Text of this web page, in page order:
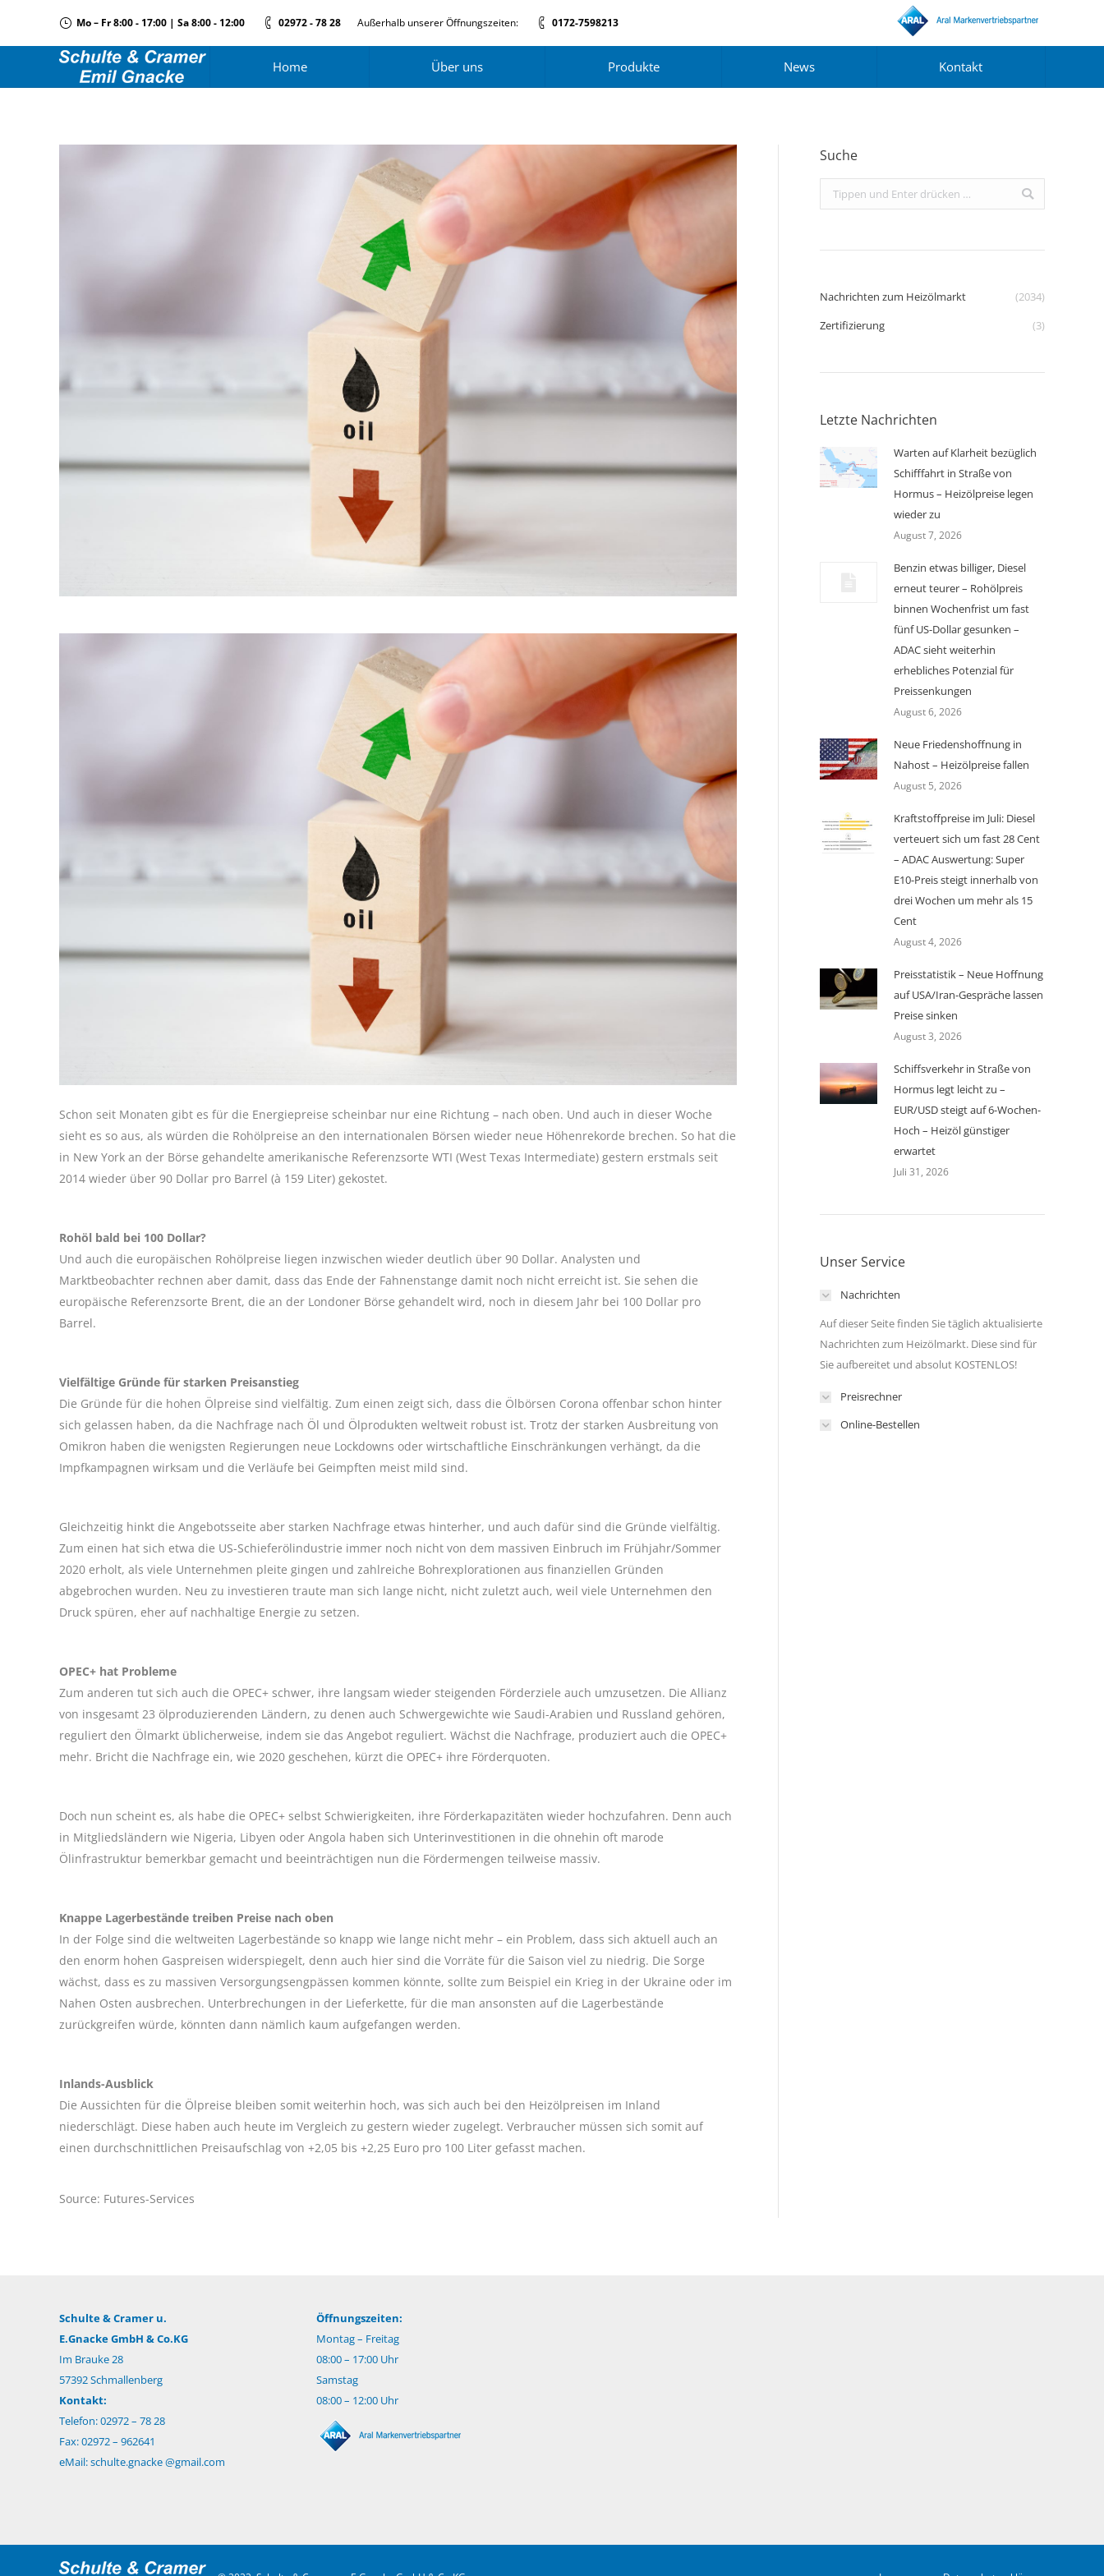
Mo – Fr 8:00 - 17:00 | Sa 8:00 - 12:00 02972 - 78 28 Außerhalb unserer Öffnungszeiten: 0172-7598213
Home Über uns Produkte News Kontakt
Schon seit Monaten gibt es für die Energiepreise scheinbar nur eine Richtung – nach oben. Und auch in dieser Woche
sieht es so aus, als würden die Rohölpreise an den internationalen Börsen wieder neue Höhenrekorde brechen. So hat die
in New York an der Börse gehandelte amerikanische Referenzsorte WTI (West Texas Intermediate) gestern erstmals seit
2014 wieder über 90 Dollar pro Barrel (à 159 Liter) gekostet.
Rohöl bald bei 100 Dollar?
Und auch die europäischen Rohölpreise liegen inzwischen wieder deutlich über 90 Dollar. Analysten und
Marktbeobachter rechnen aber damit, dass das Ende der Fahnenstange damit noch nicht erreicht ist. Sie sehen die
europäische Referenzsorte Brent, die an der Londoner Börse gehandelt wird, noch in diesem Jahr bei 100 Dollar pro
Barrel.
Vielfältige Gründe für starken Preisanstieg
Die Gründe für die hohen Ölpreise sind vielfältig. Zum einen zeigt sich, dass die Ölbörsen Corona offenbar schon hinter
sich gelassen haben, da die Nachfrage nach Öl und Ölprodukten weltweit robust ist. Trotz der starken Ausbreitung von
Omikron haben die wenigsten Regierungen neue Lockdowns oder wirtschaftliche Einschränkungen verhängt, da die
Impfkampagnen wirksam und die Verläufe bei Geimpften meist mild sind.
Gleichzeitig hinkt die Angebotsseite aber starken Nachfrage etwas hinterher, und auch dafür sind die Gründe vielfältig.
Zum einen hat sich etwa die US-Schieferölindustrie immer noch nicht von dem massiven Einbruch im Frühjahr/Sommer
2020 erholt, als viele Unternehmen pleite gingen und zahlreiche Bohrexplorationen aus finanziellen Gründen
abgebrochen wurden. Neu zu investieren traute man sich lange nicht, nicht zuletzt auch, weil viele Unternehmen den
Druck spüren, eher auf nachhaltige Energie zu setzen.
OPEC+ hat Probleme
Zum anderen tut sich auch die OPEC+ schwer, ihre langsam wieder steigenden Förderziele auch umzusetzen. Die Allianz
von insgesamt 23 ölproduzierenden Ländern, zu denen auch Schwergewichte wie Saudi-Arabien und Russland gehören,
reguliert den Ölmarkt üblicherweise, indem sie das Angebot reguliert. Wächst die Nachfrage, produziert auch die OPEC+
mehr. Bricht die Nachfrage ein, wie 2020 geschehen, kürzt die OPEC+ ihre Förderquoten.
Doch nun scheint es, als habe die OPEC+ selbst Schwierigkeiten, ihre Förderkapazitäten wieder hochzufahren. Denn auch
in Mitgliedsländern wie Nigeria, Libyen oder Angola haben sich Unterinvestitionen in die ohnehin oft marode
Ölinfrastruktur bemerkbar gemacht und beeinträchtigen nun die Fördermengen teilweise massiv.
Knappe Lagerbestände treiben Preise nach oben
In der Folge sind die weltweiten Lagerbestände so knapp wie lange nicht mehr – ein Problem, dass sich aktuell auch an
den enorm hohen Gaspreisen widerspiegelt, denn auch hier sind die Vorräte für die Saison viel zu niedrig. Die Sorge
wächst, dass es zu massiven Versorgungsengpässen kommen könnte, sollte zum Beispiel ein Krieg in der Ukraine oder im
Nahen Osten ausbrechen. Unterbrechungen in der Lieferkette, für die man ansonsten auf die Lagerbestände
zurückgreifen würde, könnten dann nämlich kaum aufgefangen werden.
Inlands-Ausblick
Die Aussichten für die Ölpreise bleiben somit weiterhin hoch, was sich auch bei den Heizölpreisen im Inland
niederschlägt. Diese haben auch heute im Vergleich zu gestern wieder zugelegt. Verbraucher müssen sich somit auf
einen durchschnittlichen Preisaufschlag von +2,05 bis +2,25 Euro pro 100 Liter gefasst machen.
Source: Futures-Services
Suche
Search:
Nachrichten zum Heizölmarkt
(2034)
Zertifizierung
(3)
Letzte Nachrichten
Warten auf Klarheit bezüglich
Schifffahrt in Straße von
Hormus – Heizölpreise legen
wieder zu
August 7, 2026
Benzin etwas billiger, Diesel
erneut teurer – Rohölpreis
binnen Wochenfrist um fast
fünf US-Dollar gesunken –
ADAC sieht weiterhin
erhebliches Potenzial für
Preissenkungen
August 6, 2026
Neue Friedenshoffnung in
Nahost – Heizölpreise fallen
August 5, 2026
Kraftstoffpreise im Juli: Diesel
verteuert sich um fast 28 Cent
– ADAC Auswertung: Super
E10-Preis steigt innerhalb von
drei Wochen um mehr als 15
Cent
August 4, 2026
Preisstatistik – Neue Hoffnung
auf USA/Iran-Gespräche lassen
Preise sinken
August 3, 2026
Schiffsverkehr in Straße von
Hormus legt leicht zu –
EUR/USD steigt auf 6-Wochen-
Hoch – Heizöl günstiger
erwartet
Juli 31, 2026
Unser Service
Nachrichten
Auf dieser Seite finden Sie täglich aktualisierte
Nachrichten zum Heizölmarkt. Diese sind für
Sie aufbereitet und absolut KOSTENLOS!
Preisrechner
Online-Bestellen
Schulte & Cramer u.
E.Gnacke GmbH & Co.KG
Im Brauke 28
57392 Schmallenberg
Kontakt:
Telefon: 02972 – 78 28
Fax: 02972 – 962641
eMail:schulte.gnacke @gmail.com
Öffnungszeiten:
Montag – Freitag
08:00 – 17:00 Uhr
Samstag
08:00 – 12:00 Uhr